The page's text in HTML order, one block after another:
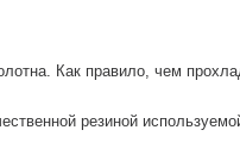
Как правило, чем
резиной